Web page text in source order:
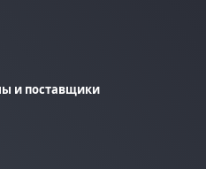
и поставщики